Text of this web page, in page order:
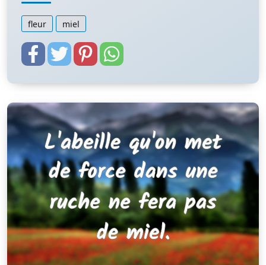
fleur miel